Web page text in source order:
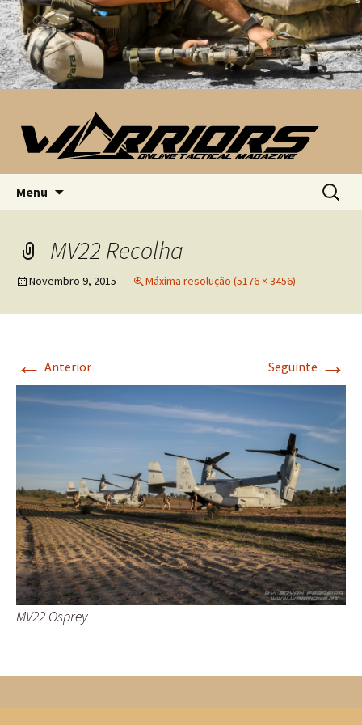
Menu
por:
MV22 Recolha
Novembro 9, 2015 Máxima resolução (5176 × 3456)
← Anterior Seguinte →
MV22 Osprey